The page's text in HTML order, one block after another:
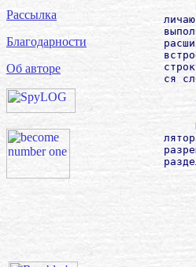
Рассылка
Благодарности
Об авторе
ся